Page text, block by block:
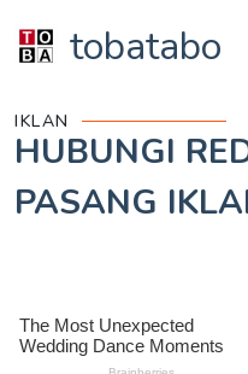
tobatabo
IKLAN
HUBUNGI
PASANG